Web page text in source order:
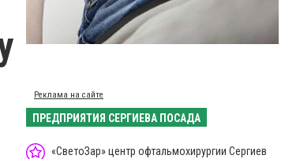
Реклама на сайте
ПРЕДПРИЯТИЯ СЕРГИЕВА ПОСАДА
«СветоЗар» центр офтальмохирургии Сергиев